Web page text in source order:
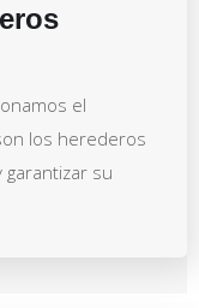
el
los herederos
garantizar su